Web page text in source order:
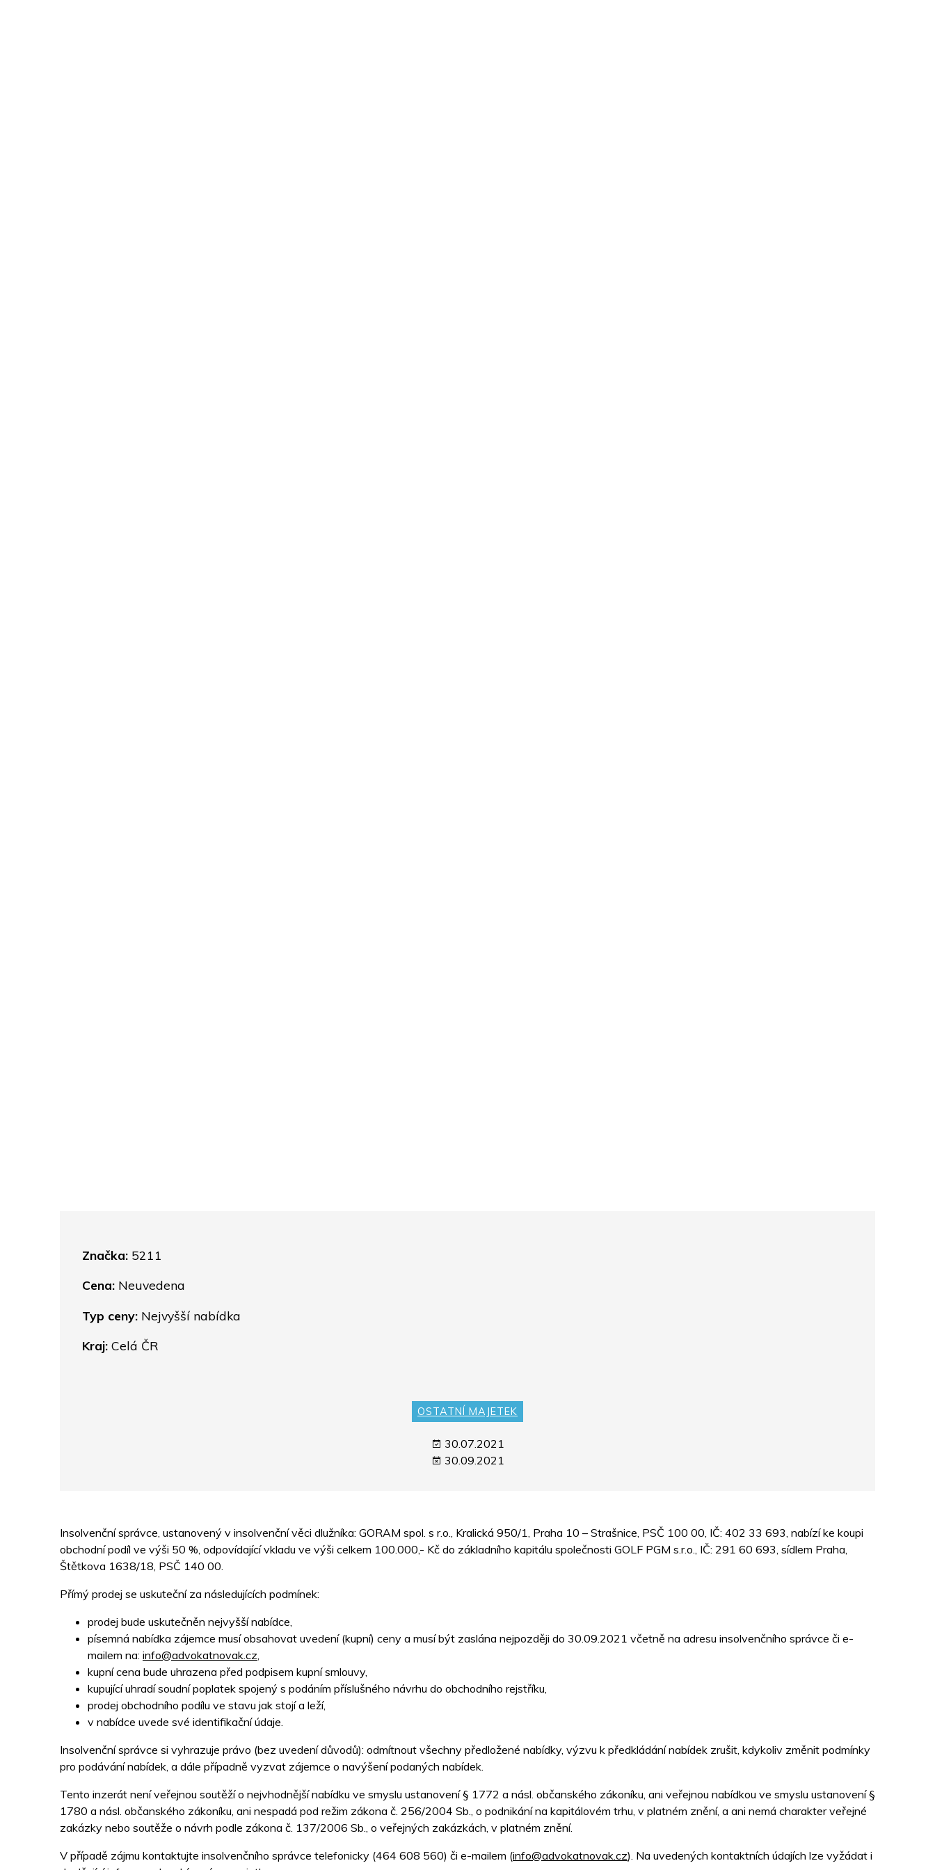
Značka: 5211
Cena: Neuvedena
Typ ceny: Nejvyšší nabídka
Kraj: Celá ČR
OSTATNÍ MAJETEK
30.07.2021
30.09.2021
Insolvenční správce, ustanovený v insolvenční věci dlužníka: GORAM spol. s r.o., Kralická 950/1, Praha 10 – Strašnice, PSČ 100 00, IČ: 402 33 693, nabízí ke koupi
obchodní podíl ve výši 50 %, odpovídající vkladu ve výši celkem 100.000,- Kč do základního kapitálu společnosti GOLF PGM s.r.o., IČ: 291 60 693, sídlem Praha,
Štětkova 1638/18, PSČ 140 00.
Přímý prodej se uskuteční za následujících podmínek:
prodej bude uskutečněn nejvyšší nabídce,
písemná nabídka zájemce musí obsahovat uvedení (kupní) ceny a musí být zaslána nejpozději do 30.09.2021 včetně na adresu insolvenčního správce či e-
mailem na: info@advokatnovak.cz,
kupní cena bude uhrazena před podpisem kupní smlouvy,
kupující uhradí soudní poplatek spojený s podáním příslušného návrhu do obchodního rejstříku,
prodej obchodního podílu ve stavu jak stojí a leží,
v nabídce uvede své identifikační údaje.
Insolvenční správce si vyhrazuje právo (bez uvedení důvodů): odmítnout všechny předložené nabídky, výzvu k předkládání nabídek zrušit, kdykoliv změnit podmínky
pro podávání nabídek, a dále případně vyzvat zájemce o navýšení podaných nabídek.
Tento inzerát není veřejnou soutěží o nejvhodnější nabídku ve smyslu ustanovení § 1772 a násl. občanského zákoníku, ani veřejnou nabídkou ve smyslu ustanovení §
1780 a násl. občanského zákoníku, ani nespadá pod režim zákona č. 256/2004 Sb., o podnikání na kapitálovém trhu, v platném znění, a ani nemá charakter veřejné
zakázky nebo soutěže o návrh podle zákona č. 137/2006 Sb., o veřejných zakázkách, v platném znění.
V případě zájmu kontaktujte insolvenčního správce telefonicky (464 608 560) či e-mailem (info@advokatnovak.cz). Na uvedených kontaktních údajích lze vyžádat i